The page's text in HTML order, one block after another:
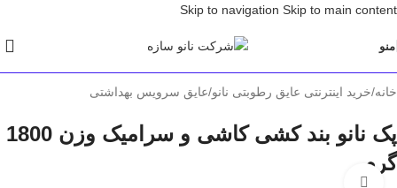
Skip to navigation Skip to main content
منو
خانه/خرید اینترنتی عایق رطوبتی نانو/عایق سرویس بهداشتی
پک نانو بند کشی کاشی و سرامیک وزن 1800
گرم